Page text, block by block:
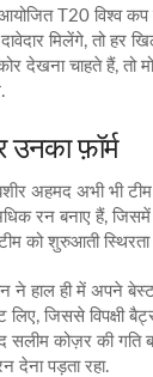
T20 विश्व कप
मिलेंगे, तो हर
देखना चाहते हैं, तो
फ़ॉर्म
अहमद अभी भी
रन बनाए हैं,
को शुरुआती
ने हाल ही में अपने
जिससे विपक्षी
सलीम कोज़र की गति
पड़ता रहा.